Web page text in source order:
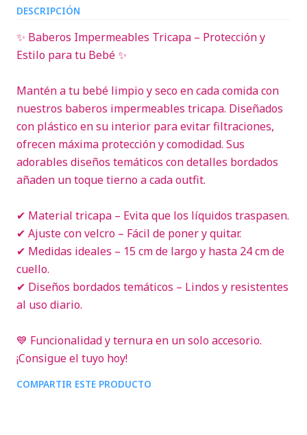
DESCRIPCIÓN
✨ Baberos Impermeables Tricapa – Protección y
Estilo para tu Bebé ✨
Mantén a tu bebé limpio y seco en cada comida con
nuestros baberos impermeables tricapa. Diseñados
con plástico en su interior para evitar filtraciones,
ofrecen máxima protección y comodidad. Sus
adorables diseños temáticos con detalles bordados
añaden un toque tierno a cada outfit.
✔ Material tricapa – Evita que los líquidos traspasen.
✔ Ajuste con velcro – Fácil de poner y quitar.
✔ Medidas ideales – 15 cm de largo y hasta 24 cm de
cuello.
✔ Diseños bordados temáticos – Lindos y resistentes
al uso diario.
💙 Funcionalidad y ternura en un solo accesorio.
¡Consigue el tuyo hoy!
COMPARTIR ESTE PRODUCTO